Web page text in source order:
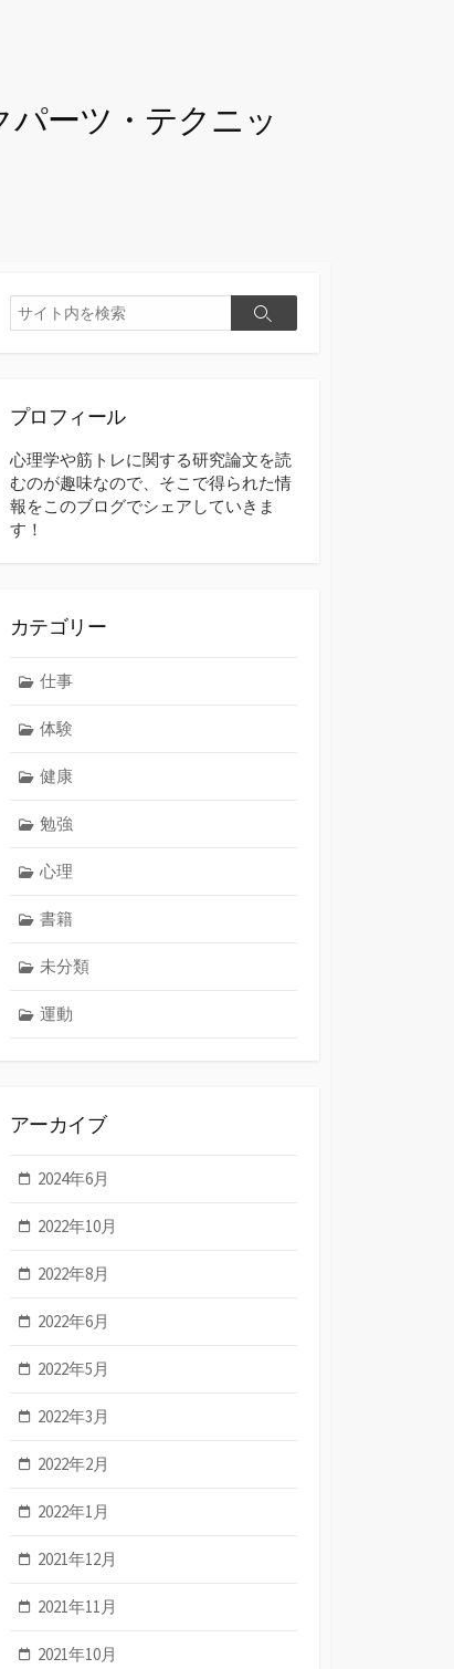
ーツ・テクニッ
検
索
検
プロフィール
心理学や筋トレに関する研究論文を読
むのが趣味なので、そこで得られた情
報をこのブログでシェアしていきま
す！
カテゴリー
仕事
体験
健康
勉強
心理
書籍
未分類
運動
アーカイブ
2024年6月
2022年10月
2022年8月
2022年6月
2022年5月
2022年3月
2022年2月
2022年1月
2021年12月
2021年11月
2021年10月